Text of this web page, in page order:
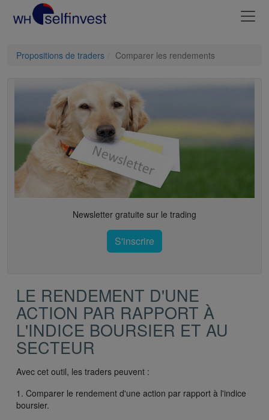
Propositions de traders Comparer les rendements
Newsletter gratuite sur le trading
S'inscrire
LE RENDEMENT D'UNE
ACTION PAR RAPPORT À
L'INDICE BOURSIER ET AU
SECTEUR
Avec cet outil, les traders peuvent :
1. Comparer le rendement d'une action par rapport à l'indice
boursier.